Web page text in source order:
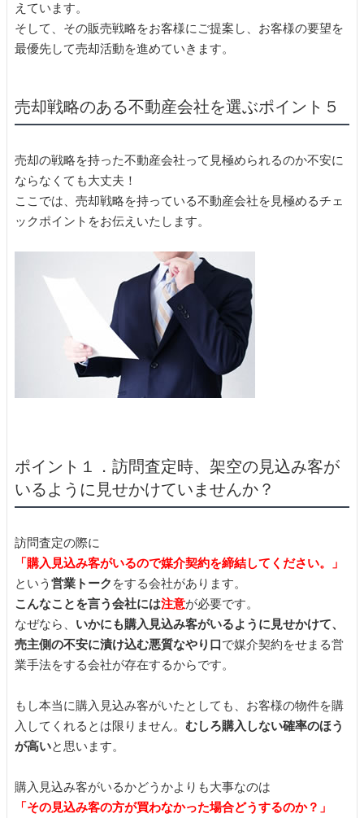
えています。
そして、その販売戦略をお客様にご提案し、お客様の要望を
最優先して売却活動を進めていきます。
売却戦略のある不動産会社を選ぶポイント５
売却の戦略を持った不動産会社って見極められるのか不安に
ならなくても大丈夫！
ここでは、売却戦略を持っている不動産会社を見極めるチェ
ックポイントをお伝えいたします。
ポイント１．訪問査定時、架空の見込み客が
いるように見せかけていませんか？
訪問査定の際に
「購入見込み客がいるので媒介契約を締結してください。」
という 営業トーク をする会社があります。
こんなことを言う会社には注意が必要です。
なぜなら、 いかにも購入見込み客がいるように見せかけて、
売主側の不安に漬け込む悪質なやり口で媒介契約をせまる営
業手法をする会社が存在するからです。
もし本当に購入見込み客がいたとしても、お客様の物件を購
入してくれるとは限りません。 むしろ購入しない確率のほう
が高いと思います。
購入見込み客がいるかどうかよりも大事なのは
「その見込み客の方が買わなかった場合どうするのか？」